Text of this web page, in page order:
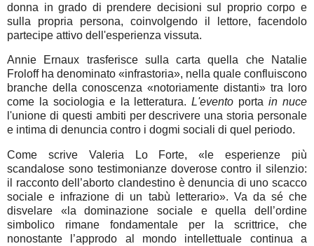
donna in grado di prendere decisioni sul proprio corpo e
sulla propria persona, coinvolgendo il lettore, facendolo
partecipe attivo dell'esperienza vissuta.
Annie Ernaux trasferisce sulla carta quella che Natalie
Froloff ha denominato «infrastoria», nella quale confluiscono
branche della conoscenza «notoriamente distanti» tra loro
come la sociologia e la letteratura.L'evento portain nuce
l'unione di questi ambiti per descrivere una storia personale
e intima di denuncia contro i dogmi sociali di quel periodo.
Come scrive Valeria Lo Forte, «le esperienze più
scandalose sono testimonianze doverose contro il silenzio:
il racconto dell’aborto clandestino è denuncia di uno scacco
sociale e infrazione di un tabù letterario». Va da sé che
disvelare «la dominazione sociale e quella dell’ordine
simbolico rimane fondamentale per la scrittrice, che
nonostante l’approdo al mondo intellettuale continua a